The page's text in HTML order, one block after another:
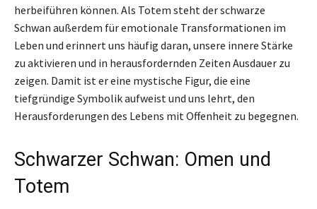
herbeiführen können. Als Totem steht der schwarze
Schwan außerdem für emotionale Transformationen im
Leben und erinnert uns häufig daran, unsere innere Stärke
zu aktivieren und in herausfordernden Zeiten Ausdauer zu
zeigen. Damit ist er eine mystische Figur, die eine
tiefgründige Symbolik aufweist und uns lehrt, den
Herausforderungen des Lebens mit Offenheit zu begegnen.
Schwarzer Schwan: Omen und
Totem